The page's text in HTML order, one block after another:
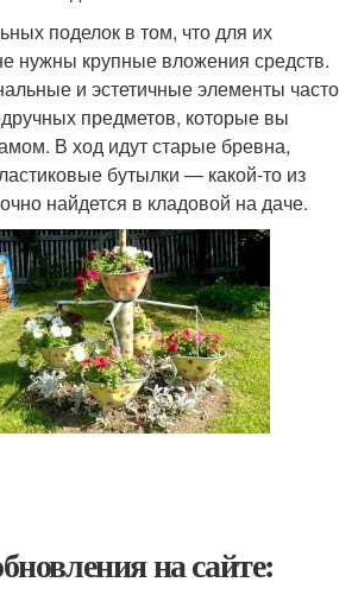
поделок в том, что для их
нужны крупные вложения средств.
и эстетичные элементы часто
предметов, которые вы
В ход идут старые бревна,
бутылки — какой-то из
найдется в кладовой на даче.
на сайте: